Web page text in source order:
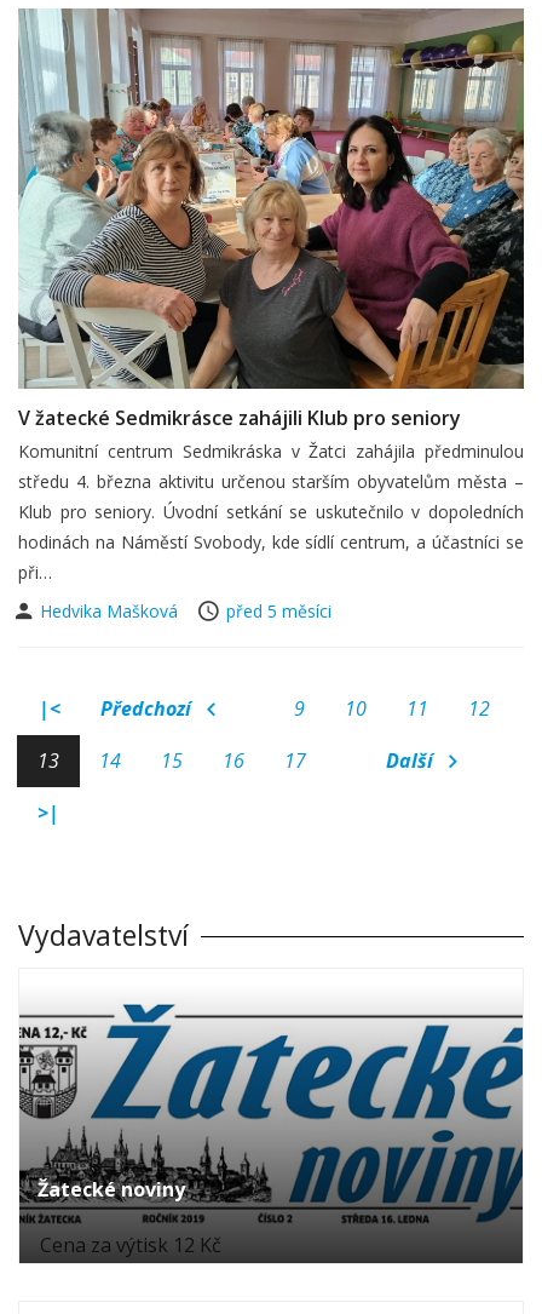
V žatecké Sedmikrásce zahájili Klub pro seniory
Komunitní centrum Sedmikráska v Žatci zahájila předminulou
středu 4. března aktivitu určenou starším obyvatelům města –
Klub pro seniory. Úvodní setkání se uskutečnilo v dopoledních
hodinách na Náměstí Svobody, kde sídlí centrum, a účastníci se
při…
Hedvika Mašková
před 5 měsíci
|< Předchozí 9 10 11
12
13
14 15 16 17
Další
>|
Vydavatelství
Žatecké noviny
Cena za výtisk 12 Kč